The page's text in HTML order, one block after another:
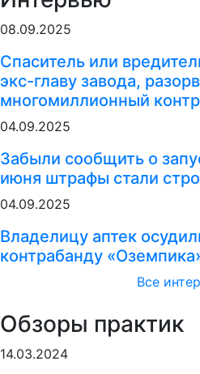
08.09.2025
Спаситель или
экс-главу завода,
многомиллионный
04.09.2025
Забыли сообщить о
июня штрафы стали
04.09.2025
Владелицу аптек
контрабанду
Все
Обзоры практик
14.03.2024